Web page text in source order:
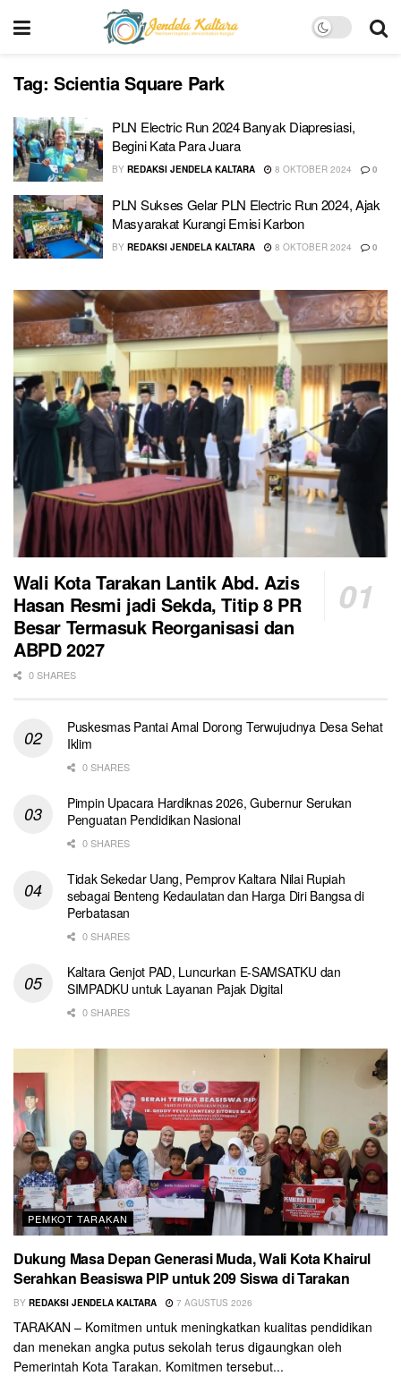
Tag: Scientia Square Park
PLN Electric Run 2024 Banyak Diapresiasi,
Begini Kata Para Juara
BY REDAKSI JENDELA KALTARA 8 OKTOBER 2024 0
PLN Sukses Gelar PLN Electric Run 2024, Ajak
Masyarakat Kurangi Emisi Karbon
BY REDAKSI JENDELA KALTARA 8 OKTOBER 2024 0
Wali Kota Tarakan Lantik Abd. Azis
Hasan Resmi jadi Sekda, Titip 8 PR
Besar Termasuk Reorganisasi dan
ABPD 2027
0 SHARES
Puskesmas Pantai Amal Dorong Terwujudnya Desa Sehat
Iklim
0 SHARES
Pimpin Upacara Hardiknas 2026, Gubernur Serukan
Penguatan Pendidikan Nasional
0 SHARES
Tidak Sekedar Uang, Pemprov Kaltara Nilai Rupiah
sebagai Benteng Kedaulatan dan Harga Diri Bangsa di
Perbatasan
0 SHARES
Kaltara Genjot PAD, Luncurkan E-SAMSATKU dan
SIMPADKU untuk Layanan Pajak Digital
0 SHARES
PEMKOT TARAKAN
Dukung Masa Depan Generasi Muda, Wali Kota Khairul
Serahkan Beasiswa PIP untuk 209 Siswa di Tarakan
BY REDAKSI JENDELA KALTARA 7 AGUSTUS 2026
TARAKAN – Komitmen untuk meningkatkan kualitas pendidikan
dan menekan angka putus sekolah terus digaungkan oleh
Pemerintah Kota Tarakan. Komitmen tersebut...